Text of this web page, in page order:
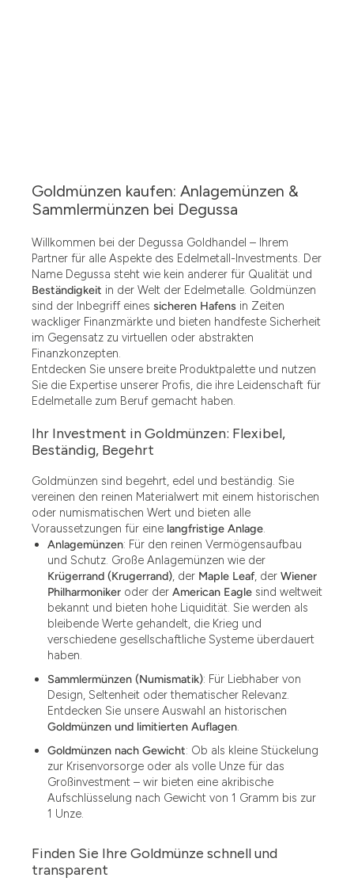
1.49
Goldmünzen kaufen: Anlagemünzen &
Sammlermünzen bei Degussa
Willkommen bei der Degussa Goldhandel – Ihrem
Partner für alle Aspekte des Edelmetall-Investments. Der
Name Degussa steht wie kein anderer für Qualität und
Beständigkeit in der Welt der Edelmetalle. Goldmünzen
sind der Inbegriff eines sicheren Hafens in Zeiten
wackliger Finanzmärkte und bieten handfeste Sicherheit
im Gegensatz zu virtuellen oder abstrakten
Finanzkonzepten.
Entdecken Sie unsere breite Produktpalette und nutzen
Sie die Expertise unserer Profis, die ihre Leidenschaft für
Edelmetalle zum Beruf gemacht haben.
Ihr Investment in Goldmünzen: Flexibel,
Beständig, Begehrt
Goldmünzen sind begehrt, edel und beständig. Sie
vereinen den reinen Materialwert mit einem historischen
oder numismatischen Wert und bieten alle
Voraussetzungen für eine langfristige Anlage.
Anlagemünzen: Für den reinen Vermögensaufbau
und Schutz. Große Anlagemünzen wie der
Krügerrand (Krugerrand), der Maple Leaf, der Wiener
Philharmoniker oder der American Eagle sind weltweit
bekannt und bieten hohe Liquidität. Sie werden als
bleibende Werte gehandelt, die Krieg und
verschiedene gesellschaftliche Systeme überdauert
haben.
Sammlermünzen (Numismatik): Für Liebhaber von
Design, Seltenheit oder thematischer Relevanz.
Entdecken Sie unsere Auswahl an historischen
Goldmünzen und limitierten Auflagen.
Goldmünzen nach Gewicht: Ob als kleine Stückelung
zur Krisenvorsorge oder als volle Unze für das
Großinvestment – wir bieten eine akribische
Aufschlüsselung nach Gewicht von 1 Gramm bis zur
1 Unze.
Finden Sie Ihre Goldmünze schnell und
transparent